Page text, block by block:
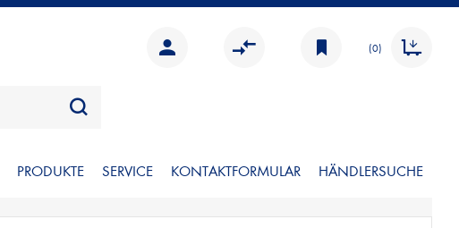
(0)
PRODUKTE SERVICE KONTAKTFORMULAR HÄNDLERSUCHE